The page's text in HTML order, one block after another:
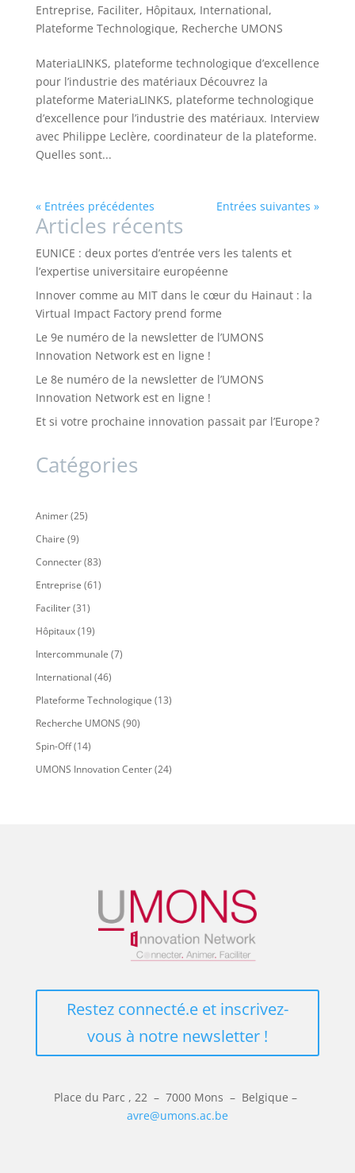
Entreprise, Faciliter, Hôpitaux, International,
Plateforme Technologique, Recherche UMONS
MateriaLINKS, plateforme technologique d’excellence
pour l’industrie des matériaux Découvrez la
plateforme MateriaLINKS, plateforme technologique
d’excellence pour l’industrie des matériaux. Interview
avec Philippe Leclère, coordinateur de la plateforme.
Quelles sont...
« Entrées précédentes Entrées suivantes »
Articles récents
EUNICE : deux portes d’entrée vers les talents et
l’expertise universitaire européenne
Innover comme au MIT dans le cœur du Hainaut : la
Virtual Impact Factory prend forme
Le 9e numéro de la newsletter de l’UMONS
Innovation Network est en ligne !
Le 8e numéro de la newsletter de l’UMONS
Innovation Network est en ligne !
Et si votre prochaine innovation passait par l’Europe ?
Catégories
Animer(25)
Chaire (9)
Connecter(83)
Entreprise (61)
Faciliter(31)
Hôpitaux(19)
Intercommunale (7)
International (46)
Plateforme Technologique (13)
Recherche UMONS (90)
Spin-Off(14)
UMONS Innovation Center(24)
Restez connecté.e et inscrivez-
vous à notre newsletter !
Place du Parc , 22 – 7000 Mons – Belgique –
avre@umons.ac.be